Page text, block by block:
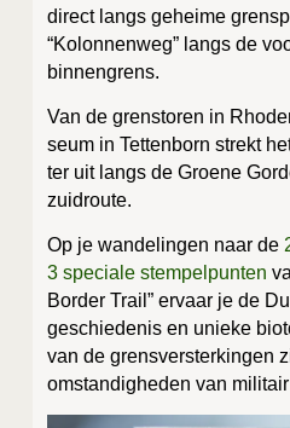
direct langs gehei­me
“Kolon­nen­weg” langs de
binnengrens.
Van de grensto­ren in
se­um in Tet­ten­born strekt
ter uit langs de Groe­ne
zuidroute.
Op je wan­de­lin­gen naar de
3 spe­ci­a­le stem­pel­pun­ten
Bor­der Trail” ervaar je de
geschie­de­nis en unie­ke
van de grens­ver­ster­kin­gen
omstan­dig­he­den van